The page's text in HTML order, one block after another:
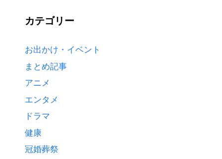
カテゴリー
お出かけ・イベント
まとめ記事
アニメ
エンタメ
ドラマ
健康
冠婚葬祭